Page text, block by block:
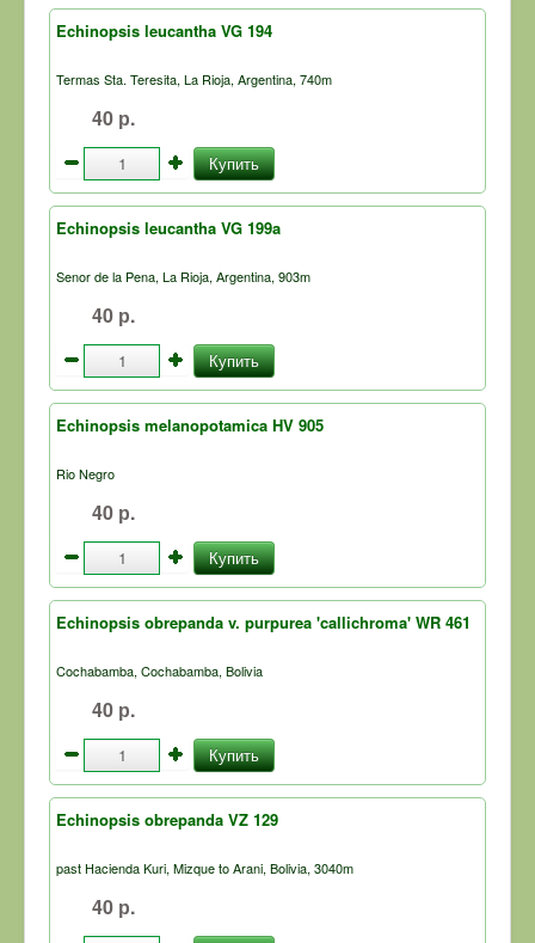
Echinopsis leucantha VG 194
Termas Sta. Teresita, La Rioja, Argentina, 740m
40 р.
Купить
Echinopsis leucantha VG 199a
Senor de la Pena, La Rioja, Argentina, 903m
40 р.
Купить
Echinopsis melanopotamica HV 905
Rio Negro
40 р.
Купить
Echinopsis obrepanda v. purpurea 'callichroma' WR 461
Cochabamba, Cochabamba, Bolivia
40 р.
Купить
Echinopsis obrepanda VZ 129
past Hacienda Kuri, Mizque to Arani, Bolivia, 3040m
40 р.